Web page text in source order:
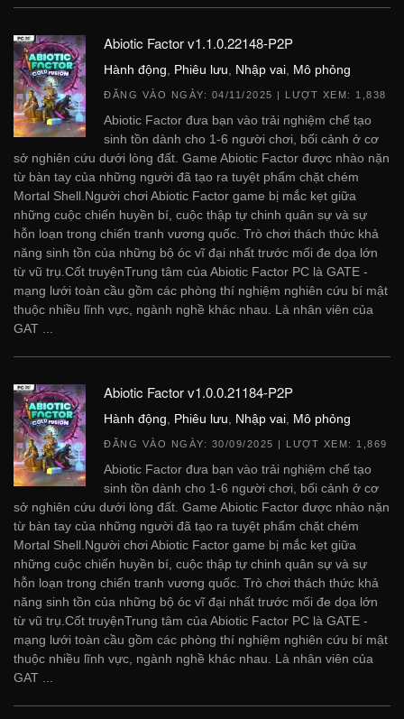
Abiotic Factor v1.1.0.22148-P2P
Hành động Phiêu lưu Nhập vai Mô phỏng
ĐĂNG VÀO NGÀY: 04/11/2025 | LƯỢT XEM: 1,838
Abiotic Factor đưa bạn vào trải nghiệm chế tạo
sinh tồn dành cho 1-6 người chơi, bối cảnh ở cơ
sở nghiên cứu dưới lòng đất. Game Abiotic Factor được nhào nặn
từ bàn tay của những người đã tạo ra tuyệt phẩm chặt chém
Mortal Shell.Người chơi Abiotic Factor game bị mắc kẹt giữa
những cuộc chiến huyền bí, cuộc thập tự chinh quân sự và sự
hỗn loạn trong chiến tranh vương quốc. Trò chơi thách thức khả
năng sinh tồn của những bộ óc vĩ đại nhất trước mối đe dọa lớn
từ vũ trụ.Cốt truyệnTrung tâm của Abiotic Factor PC là GATE -
mạng lưới toàn cầu gồm các phòng thí nghiệm nghiên cứu bí mật
thuộc nhiều lĩnh vực, ngành nghề khác nhau. Là nhân viên của
GAT ...
Abiotic Factor v1.0.0.21184-P2P
Hành động Phiêu lưu Nhập vai Mô phỏng
ĐĂNG VÀO NGÀY: 30/09/2025 | LƯỢT XEM: 1,869
Abiotic Factor đưa bạn vào trải nghiệm chế tạo
sinh tồn dành cho 1-6 người chơi, bối cảnh ở cơ
sở nghiên cứu dưới lòng đất. Game Abiotic Factor được nhào nặn
từ bàn tay của những người đã tạo ra tuyệt phẩm chặt chém
Mortal Shell.Người chơi Abiotic Factor game bị mắc kẹt giữa
những cuộc chiến huyền bí, cuộc thập tự chinh quân sự và sự
hỗn loạn trong chiến tranh vương quốc. Trò chơi thách thức khả
năng sinh tồn của những bộ óc vĩ đại nhất trước mối đe dọa lớn
từ vũ trụ.Cốt truyệnTrung tâm của Abiotic Factor PC là GATE -
mạng lưới toàn cầu gồm các phòng thí nghiệm nghiên cứu bí mật
thuộc nhiều lĩnh vực, ngành nghề khác nhau. Là nhân viên của
GAT ...